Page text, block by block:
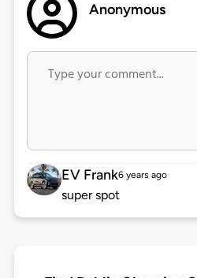
Anonymous
EV Frank6 years ago
super spot